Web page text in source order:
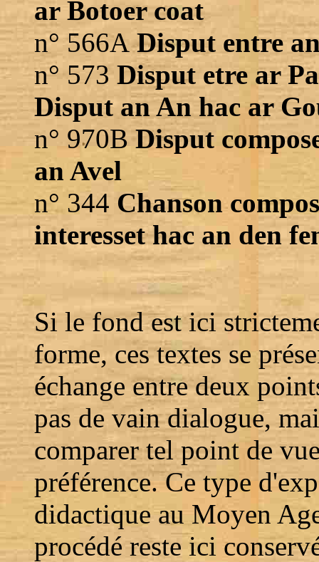
ar Botoer coat
n° 566ADisput entre
n° 573Disput etre ar
Disput an An hac ar
n° 970BDisput
an Avel
n° 344 Chanson
interesset hac an den
Si le fond est ici
forme, ces textes se
échange entre deux
pas de vain dialogue,
comparer tel point de
préférence. Ce type
didactique au Moyen
procédé reste ici